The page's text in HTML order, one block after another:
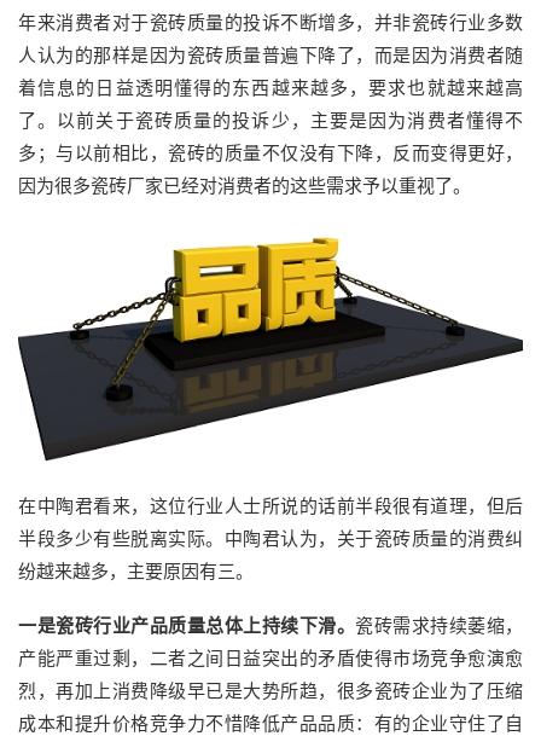
年来消费者对于瓷砖质量的投诉不断增多，并非瓷砖行业多数
人认为的那样是因为瓷砖质量普遍下降了，而是因为消费者随
着信息的日益透明懂得的东西越来越多，要求也就越来越高
了。以前关于瓷砖质量的投诉少，主要是因为消费者懂得不
多；与以前相比，瓷砖的质量不仅没有下降，反而变得更好，
因为很多瓷砖厂家已经对消费者的这些需求予以重视了。
在中陶君看来，这位行业人士所说的话前半段很有道理，但后
半段多少有些脱离实际。中陶君认为，关于瓷砖质量的消费纠
纷越来越多，主要原因有三。
一是瓷砖行业产品质量总体上持续下滑。 瓷砖需求持续萎缩，
产能严重过剩，二者之间日益突出的矛盾使得市场竞争愈演愈
烈，再加上消费降级早已是大势所趋，很多瓷砖企业为了压缩
成本和提升价格竞争力不惜降低产品品质：有的企业守住了自